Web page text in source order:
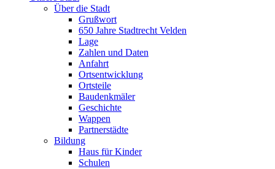
Über die Stadt
Grußwort
650 Jahre Stadtrecht Velden
Lage
Zahlen und Daten
Anfahrt
Ortsentwicklung
Ortsteile
Baudenkmäler
Geschichte
Wappen
Partnerstädte
Bildung
Haus für Kinder
Schulen